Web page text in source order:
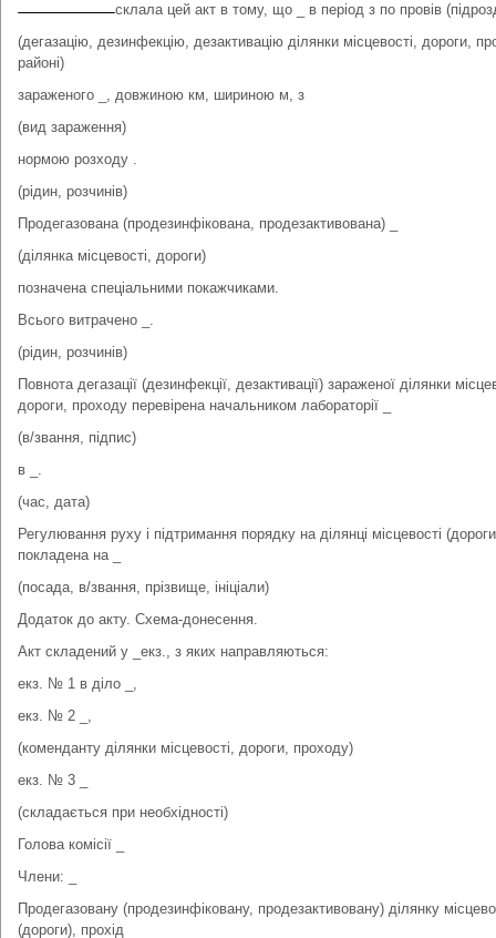
склала цей акт в тому, що _ в період з по провів
(дегазацію, дезинфекцію, дезактивацію ділянки місцевості, дороги,
районі)
зараженого _, довжиною км, шириною м, з
(вид зараження)
нормою розходу .
(рідин, розчинів)
Продегазована (продезинфікована, продезактивована) _
(ділянка місцевості, дороги)
позначена спеціальними покажчиками.
Всього витрачено _.
(рідин, розчинів)
Повнота дегазації (дезинфекції, дезактивації) зараженої ділянки
дороги, проходу перевірена начальником лабораторії _
(в/звання, підпис)
в _.
(час, дата)
Регулювання руху і підтримання порядку на ділянці місцевості
покладена на _
(посада, в/звання, прізвище, ініціали)
Додаток до акту. Схема-донесення.
Акт складений у _екз., з яких направляються:
екз. № 1 в діло _,
екз. № 2 _,
(коменданту ділянки місцевості, дороги, проходу)
екз. № 3 _
(складається при необхідності)
Голова комісії _
Члени: _
Продегазовану (продезинфіковану, продезактивовану) ділянку
(дороги), прохід